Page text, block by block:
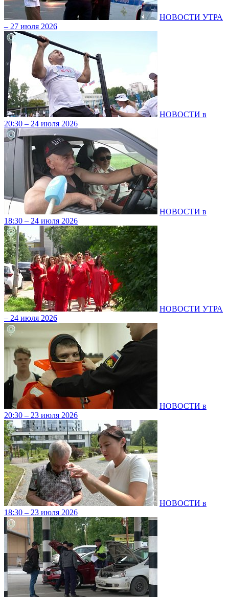
НОВОСТИ УТРА
– 27 июля 2026
НОВОСТИ в
20:30 – 24 июля 2026
НОВОСТИ в
18:30 – 24 июля 2026
НОВОСТИ УТРА
– 24 июля 2026
НОВОСТИ в
20:30 – 23 июля 2026
НОВОСТИ в
18:30 – 23 июля 2026